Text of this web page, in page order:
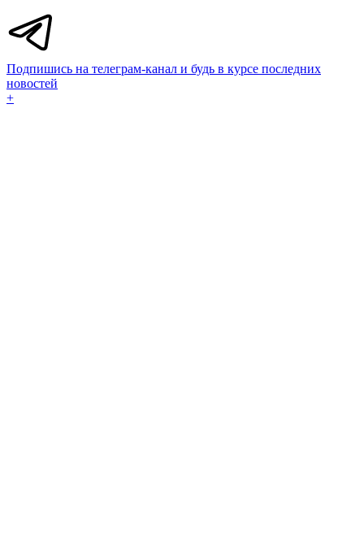
Подпишись на телеграм-канал и будь в курсе последних
новостей
+